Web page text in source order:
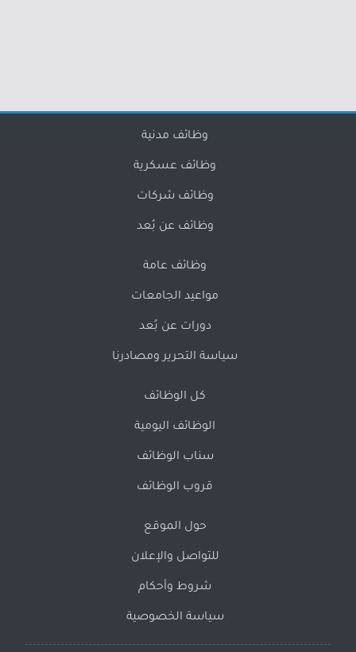
وظائف مدنية
وظائف عسكرية
وظائف شركات
وظائف عن بُعد
وظائف عامة
مواعيد الجامعات
دورات عن بُعد
سياسة التحرير ومصادرنا
كل الوظائف
الوظائف اليومية
سناب الوظائف
قروب الوظائف
حول الموقع
للتواصل والإعلان
شروط وأحكام
سياسة الخصوصية